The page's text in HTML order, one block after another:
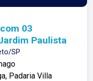
03
Paulista
SP
Padaria Villa